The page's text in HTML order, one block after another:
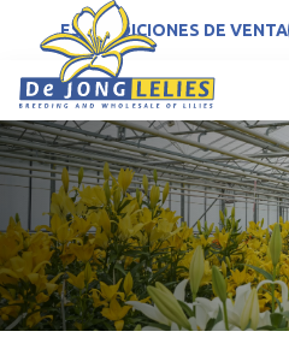
ESCONDICIONES DE VENTA